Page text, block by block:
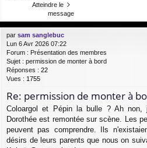
Atteindre le
message
par sam sanglebuc
Lun 6 Avr 2026 07:22
Forum : Présentation des membres
Sujet : permission de monter à bord
Réponses : 22
Vues : 1755
Re: permission de monter à
Coloargol et Pépin la bulle ? Ah
Dorothée est remontée sur scène. Les
peuvent pas comprendre. Ils
désirs de leurs parents que nous on